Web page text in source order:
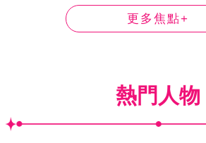
更多焦點+
熱門人物